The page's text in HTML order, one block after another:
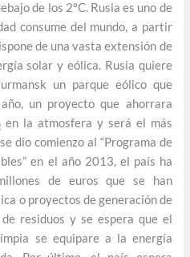
de los 2ºC. Rusia es uno de
consume del mundo, a partir
de una vasta extensión de
solar y eólica. Rusia quiere
un parque eólico que
un proyecto que ahorrara
en la atmosfera y será el más
dio comienzo al “Programa de
en el año 2013, el país ha
de euros que se han
o proyectos de generación de
residuos y se espera que el
se equipare a la energía